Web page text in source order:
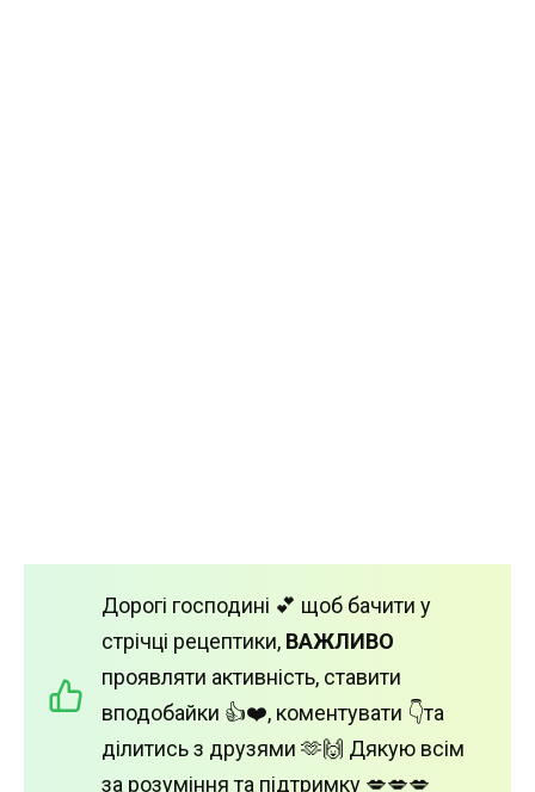
Дорогі господині 💕 щоб бачити у
стрічці рецептики, ВАЖЛИВО
проявляти активність, ставити
вподобайки 👍❤️, коментувати 👇та
ділитись з друзями 🫶🙌 Дякую всім
за розуміння та підтримку 💋💋💋